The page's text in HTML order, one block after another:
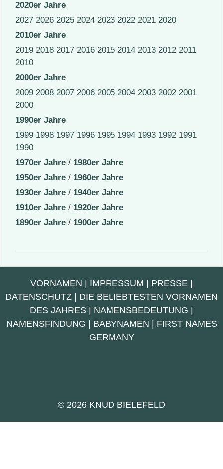
2020er Jahre
2027 2026 2025 2024 2023 2022 2021 2020
2010er Jahre
2019 2018 2017 2016 2015 2014 2013 2012 2011
2010
2000er Jahre
2009 2008 2007 2006 2005 2004 2003 2002 2001
2000
1990er Jahre
1999 1998 1997 1996 1995 1994 1993 1992 1991
1990
1970er Jahre / 1980er Jahre
1950er Jahre / 1960er Jahre
1930er Jahre / 1940er Jahre
1910er Jahre / 1920er Jahre
1890er Jahre / 1900er Jahre
VORNAMEN IMPRESSUM PRESSE
DATENSCHUTZ
DIE BELIEBTESTEN VORNAMEN
DES JAHRES
NAMENSBEDEUTUNG
NAMENSFINDUNG
BABYNAMEN
FIRST NAMES
GERMANY
© 2026 KNUD BIELEFELD